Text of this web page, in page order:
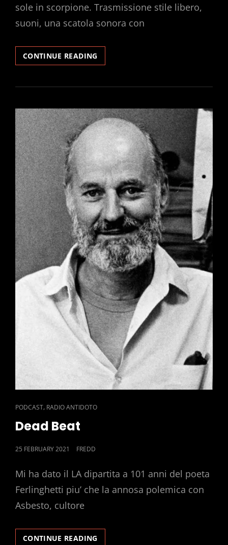
sole in scorpione. Trasmissione stile libero,
suoni, una scatola sonora con
CONTINUE READING
ROSSO
NERO
RITORNO
(PRIMA
PARTE)
CAT
LINKS
PODCAST, RADIO ANTIDOTO
Dead Beat
POSTED
25 FEBRUARY 2021 FREDD
Mi ha dato il LA dipartita a 101 anni del poeta
Ferlinghetti piu’ che la annosa polemica con
Asbesto, cultore
CONTINUE READING